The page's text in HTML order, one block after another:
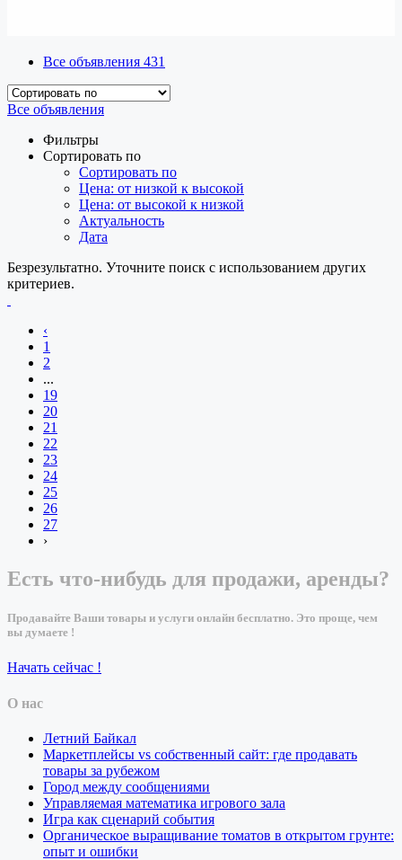
Все объявления 431
Все объявления
Фильтры
Сортировать по
Сортировать по
Цена: от низкой к высокой
Цена: от высокой к низкой
Актуальность
Дата
Безрезультатно. Уточните поиск с использованием других
критериев.
‹
1
2
...
19
20
21
22
23
24
25
26
27
›
Есть что-нибудь для продажи, аренды?
Продавайте Ваши товары и услуги онлайн бесплатно. Это проще, чем
вы думаете !
Начать сейчас !
О нас
Летний Байкал
Маркетплейсы vs собственный сайт: где продавать
товары за рубежом
Город между сообщениями
Управляемая математика игрового зала
Игра как сценарий события
Органическое выращивание томатов в открытом грунте:
опыт и ошибки